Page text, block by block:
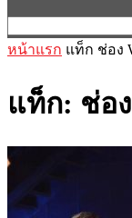
หน้าแรก แท็ก ช่อง
แท็ก: ช่อ